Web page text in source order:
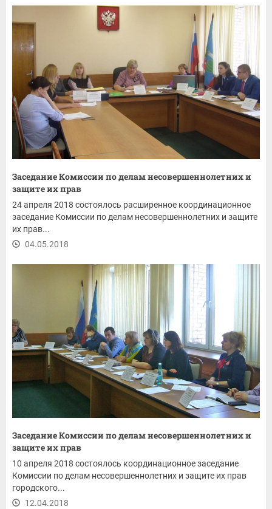
Заседание Комиссии по делам несовершеннолетних и
защите их прав
24 апреля 2018 состоялось расширенное координационное
заседание Комиссии по делам несовершеннолетних и защите
их прав...
04.05.2018
Заседание Комиссии по делам несовершеннолетних и
защите их прав
10 апреля 2018 состоялось координационное заседание
Комиссии по делам несовершеннолетних и защите их прав
городского...
12.04.2018